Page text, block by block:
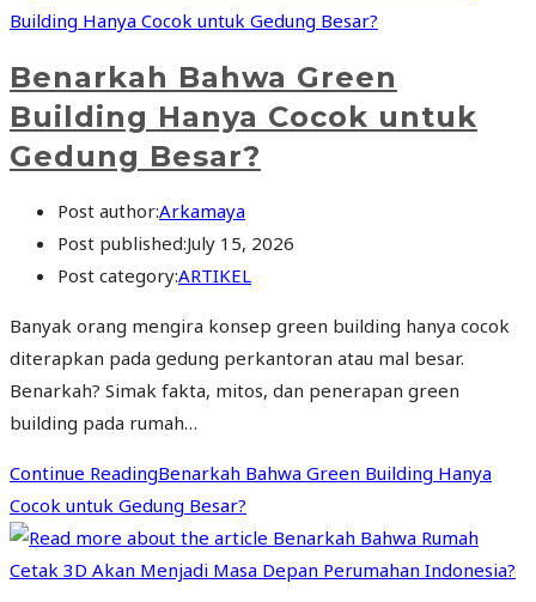
Benarkah Bahwa Green
Building Hanya Cocok untuk
Gedung Besar?
Post author:Arkamaya
Post published:July 15, 2026
Post category:ARTIKEL
Banyak orang mengira konsep green building hanya cocok
diterapkan pada gedung perkantoran atau mal besar.
Benarkah? Simak fakta, mitos, dan penerapan green
building pada rumah…
Continue ReadingBenarkah Bahwa Green Building Hanya
Cocok untuk Gedung Besar?